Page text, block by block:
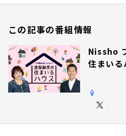
この記事の番組情報
Nissho
住まいる